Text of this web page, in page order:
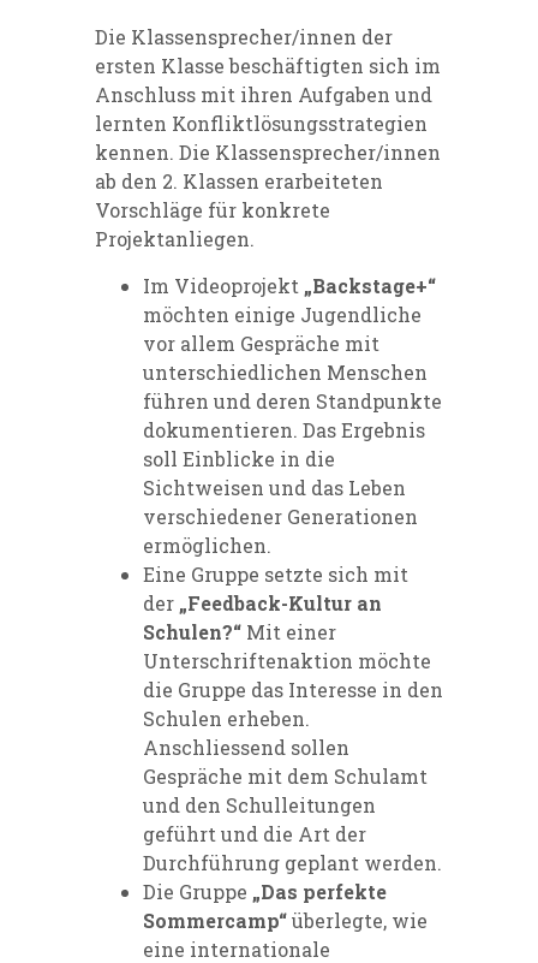
Die Klassensprecher/innen der
ersten Klasse beschäftigten sich im
Anschluss mit ihren Aufgaben und
lernten Konfliktlösungsstrategien
kennen. Die Klassensprecher/innen
ab den 2. Klassen erarbeiteten
Vorschläge für konkrete
Projektanliegen.
Im Videoprojekt „Backstage+“
möchten einige Jugendliche
vor allem Gespräche mit
unterschiedlichen Menschen
führen und deren Standpunkte
dokumentieren. Das Ergebnis
soll Einblicke in die
Sichtweisen und das Leben
verschiedener Generationen
ermöglichen.
Eine Gruppe setzte sich mit
der „Feedback-Kultur an
Schulen?“ Mit einer
Unterschriftenaktion möchte
die Gruppe das Interesse in den
Schulen erheben.
Anschliessend sollen
Gespräche mit dem Schulamt
und den Schulleitungen
geführt und die Art der
Durchführung geplant werden.
Die Gruppe „Das perfekte
Sommercamp“überlegte, wie
eine internationale